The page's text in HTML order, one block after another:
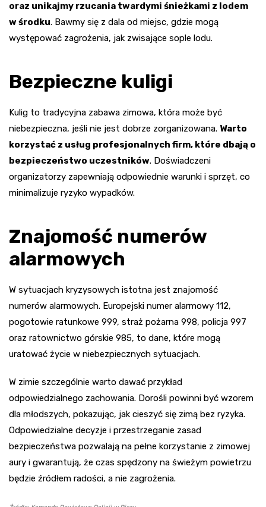
oraz unikajmy rzucania twardymi śnieżkami z lodem
w środku. Bawmy się z dala od miejsc, gdzie mogą
występować zagrożenia, jak zwisające sople lodu.
Bezpieczne kuligi
Kulig to tradycyjna zabawa zimowa, która może być
niebezpieczna, jeśli nie jest dobrze zorganizowana. Warto
korzystać z usług profesjonalnych firm, które dbają o
bezpieczeństwo uczestników. Doświadczeni
organizatorzy zapewniają odpowiednie warunki i sprzęt, co
minimalizuje ryzyko wypadków.
Znajomość numerów
alarmowych
W sytuacjach kryzysowych istotna jest znajomość
numerów alarmowych. Europejski numer alarmowy 112,
pogotowie ratunkowe 999, straż pożarna 998, policja 997
oraz ratownictwo górskie 985, to dane, które mogą
uratować życie w niebezpiecznych sytuacjach.
W zimie szczególnie warto dawać przykład
odpowiedzialnego zachowania. Dorośli powinni być wzorem
dla młodszych, pokazując, jak cieszyć się zimą bez ryzyka.
Odpowiedzialne decyzje i przestrzeganie zasad
bezpieczeństwa pozwalają na pełne korzystanie z zimowej
aury i gwarantują, że czas spędzony na świeżym powietrzu
będzie źródłem radości, a nie zagrożenia.